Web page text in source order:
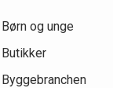
Børn og unge
Butikker
Byggebranchen